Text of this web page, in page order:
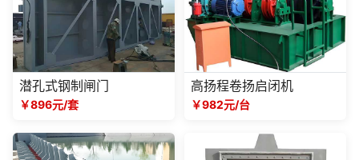
潜孔式钢制闸门
￥896元/套
高扬程卷扬启闭机
￥982元/台